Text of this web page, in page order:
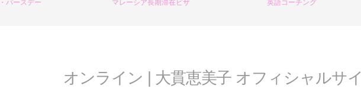
バースデー
マレーシア長期滞在ビザ
英語コーチング
オンライン | 大貫恵美子 オフィシャルサ